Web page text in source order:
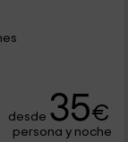
desde 35€
persona y noche